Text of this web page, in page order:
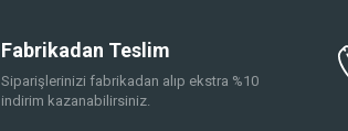
Fabrikadan Teslim
Siparişlerinizi fabrikadan alıp ekstra %10
indirim kazanabilirsiniz.